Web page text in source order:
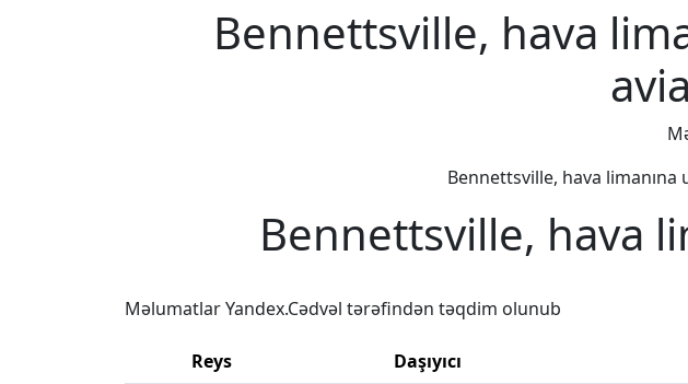
Bennettsville, hava
Bennettsville, hava
Bennettsville, hava
Məlumatlar Yandex.Cədvəl tərəfindən təqdim olunub
Reys Daşıyıcı